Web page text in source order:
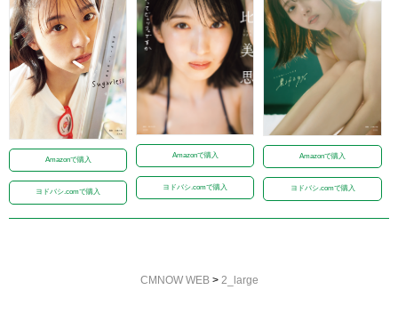
Amazonで購入
ヨドバシ.comで購入
Amazonで購入
ヨドバシ.comで購入
Amazonで購入
ヨドバシ.comで購入
CMNOW WEB> 2_large